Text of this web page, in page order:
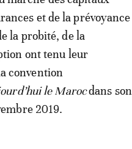
et de la prévoyance
la probité, de la
ont tenu leur
convention
le Marocdans son
2019.